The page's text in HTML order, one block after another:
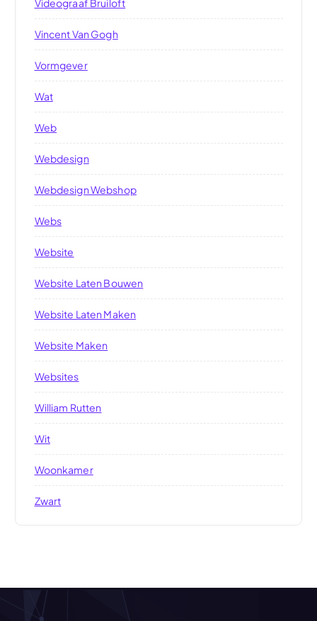
Videograaf Bruiloft
Vincent Van Gogh
Vormgever
Wat
Web
Webdesign
Webdesign Webshop
Webs
Website
Website Laten Bouwen
Website Laten Maken
Website Maken
Websites
William Rutten
Wit
Woonkamer
Zwart